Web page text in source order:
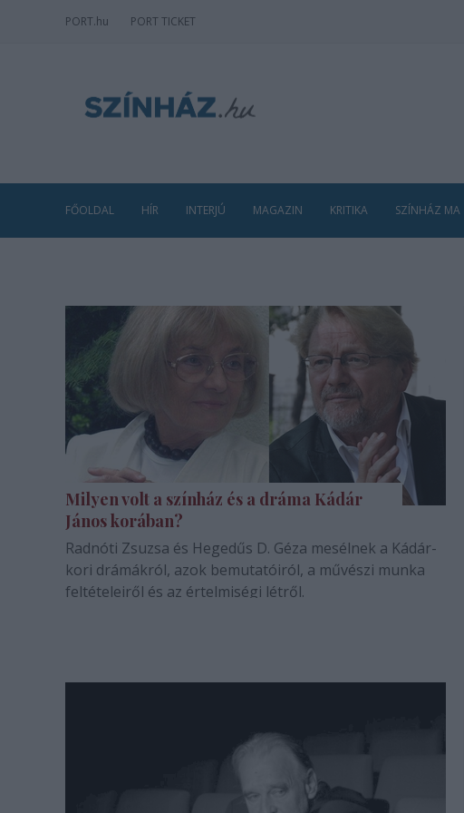
PORT.hu PORT TICKET
FŐOLDAL HÍR INTERJÚ MAGAZIN KRITIKA SZÍNHÁZ MA
Milyen volt a színház és a dráma Kádár
János korában?
Radnóti Zsuzsa és Hegedűs D. Géza mesélnek a Kádár-
kori drámákról, azok bemutatóiról, a művészi munka
feltételeiről és az értelmiségi létről.